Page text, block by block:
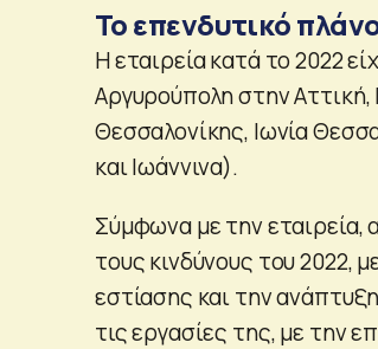
Το επενδυτικό
Η εταιρεία κατά το 2022
Αργυρούπολη στην
Θεσσαλονίκης, Ιωνία
και Ιωάννινα).
Σύμφωνα με την εταιρεία,
τους κινδύνους του 2022,
εστίασης και την
τις εργασίες της, με την